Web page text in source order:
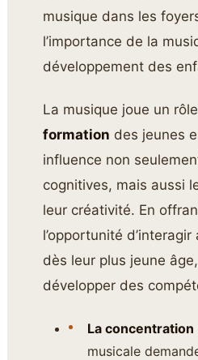
musique dans les
l’importance de la
développement des
La musique joue un
formation des jeunes
influence non
cognitives, mais aussi
leur créativité. En
l’opportunité
dès leur plus jeune
développer des
La concentration
musicale